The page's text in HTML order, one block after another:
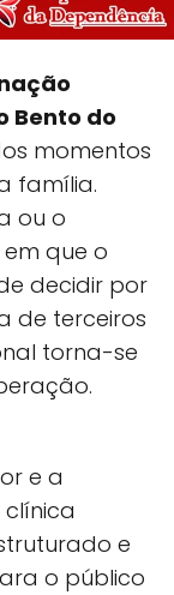
Bento do
momentos
família.
ou o
que o
decidir por
de terceiros
torna-se
e a
e
o público